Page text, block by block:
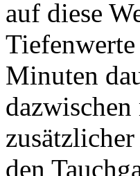
auf diese
Minuten
den